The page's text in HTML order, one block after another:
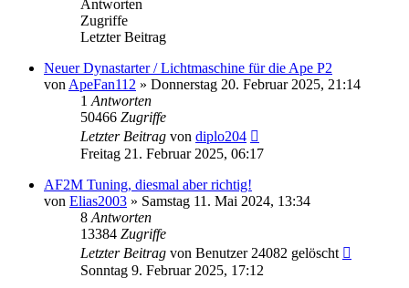
Antworten
Zugriffe
Letzter Beitrag
Neuer Dynastarter / Lichtmaschine für die Ape P2
von ApeFan112 » Donnerstag 20. Februar 2025, 21:14
1 Antworten
50466 Zugriffe
Letzter Beitrag von diplo204
Freitag 21. Februar 2025, 06:17
AF2M Tuning, diesmal aber richtig!
von Elias2003 » Samstag 11. Mai 2024, 13:34
8 Antworten
13384 Zugriffe
Letzter Beitrag von Benutzer 24082 gelöscht
Sonntag 9. Februar 2025, 17:12